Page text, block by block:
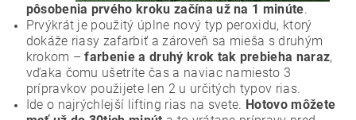
pôsobenia prvého kroku začína už na 1 minúte.
Prvýkrát je použitý úplne nový typ peroxidu, ktorý
dokáže riasy zafarbiť a zároveň sa mieša s druhým
krokom –farbenie a druhý krok tak prebieha naraz,
vďaka čomu ušetríte čas a naviac namiesto 3
prípravkov použijete len 2 u určitých typov rias.
Ide o najrýchlejší lifting rias na svete. Hotovo môžete